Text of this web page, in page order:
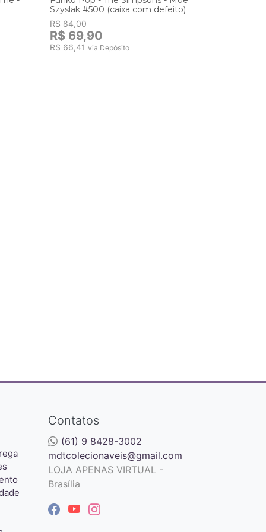
Szyslak #500 (caixa com defeito)
R$ 84,00
R$ 69,90
R$ 66,41 via Depósito
Contatos
(61) 9 8428-3002
mdtcolecionaveis@gmail.com
LOJA APENAS VIRTUAL -
Brasília